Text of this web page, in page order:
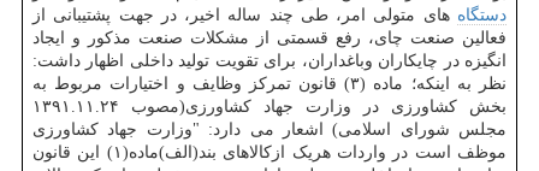
دستگاه های متولی امر، طی چند ساله اخیر، در جهت پشتیبانی از
فعالین صنعت چای، رفع قسمتی از مشکلات صنعت مذکور و ایجاد
انگیزه در چایکاران وباغداران، برای تقویت تولید داخلی اظهار داشت:
نظر به اینکه؛ ماده (۳) قانون تمرکز وظایف و اختیارات مربوط به
بخش کشاورزی در وزارت جهاد کشاورزی(مصوب ۱۳۹۱.۱۱.۲۴
مجلس شورای اسلامی) اشعار می دارد: "وزارت جهاد کشاورزی
موظف است در واردات هریک ازکالاهای بند(الف)ماده(۱) این قانون